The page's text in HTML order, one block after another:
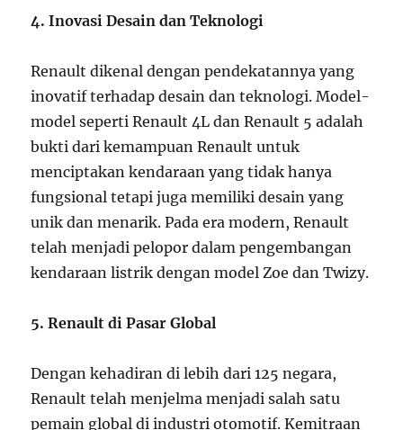
4. Inovasi Desain dan Teknologi
Renault dikenal dengan pendekatannya yang
inovatif terhadap desain dan teknologi. Model-
model seperti Renault 4L dan Renault 5 adalah
bukti dari kemampuan Renault untuk
menciptakan kendaraan yang tidak hanya
fungsional tetapi juga memiliki desain yang
unik dan menarik. Pada era modern, Renault
telah menjadi pelopor dalam pengembangan
kendaraan listrik dengan model Zoe dan Twizy.
5. Renault di Pasar Global
Dengan kehadiran di lebih dari 125 negara,
Renault telah menjelma menjadi salah satu
pemain global di industri otomotif. Kemitraan